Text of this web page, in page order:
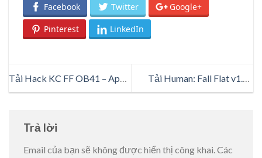
Facebook Twitter Google+
Pinterest LinkedIn
Tải Hack KC FF OB41 – App
Hack Kim Cương Free Fire An
Tải Human: Fall Flat v1.10
Mod APK Full Tiền Trên
Trả lời
Email của bạn sẽ không được hiển thị công khai.Các